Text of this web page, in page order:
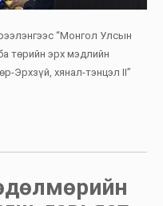
“Монгол Улсын
төрийн эрх мэдлийн
Эрхзүй, хянал-тэнцэл II”